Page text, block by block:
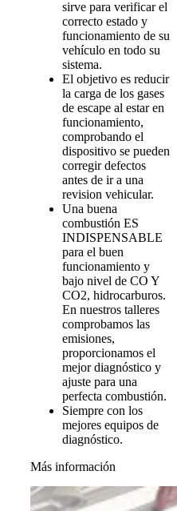
sirve para verificar el
correcto estado y
funcionamiento de su
vehículo en todo su
sistema.
El objetivo es reducir
la carga de los gases
de escape al estar en
funcionamiento,
comprobando el
dispositivo se pueden
corregir defectos
antes de ir a una
revision vehicular.
Una buena
combustión ES
INDISPENSABLE
para el buen
funcionamiento y
bajo nivel de CO Y
CO2, hidrocarburos.
En nuestros talleres
comprobamos las
emisiones,
proporcionamos el
mejor diagnóstico y
ajuste para una
perfecta combustión.
Siempre con los
mejores equipos de
diagnóstico.
Más información